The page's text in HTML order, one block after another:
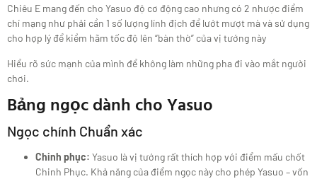
Chiêu E mang đến cho Yasuo độ cơ động cao nhưng có 2 nhược điểm
chí mạng như phải cần 1 số lượng lính địch để lướt mượt mà và sử dụng
cho hợp lý để kiềm hãm tốc độ lên “bàn thờ” của vị tướng này
Hiểu rõ sức mạnh của mình để không làm những pha đi vào mắt người
chơi.
Bảng ngọc dành cho Yasuo
Ngọc chính Chuẩn xác
Chinh phục: Yasuo là vị tướng rất thích hợp với điểm mấu chốt
Chinh Phục. Khả năng của điểm ngọc này cho phép Yasuo – vốn